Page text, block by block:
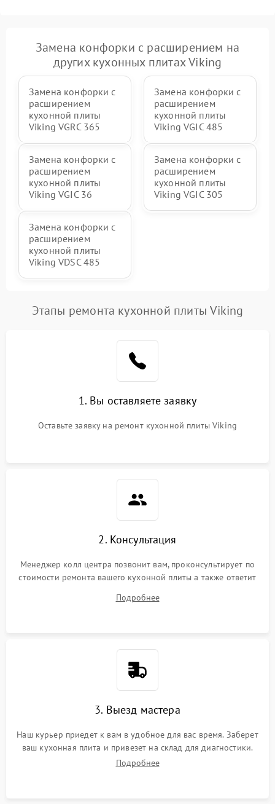
Замена конфорки с расширением на
других кухонных плитах Viking
Замена конфорки с
расширением
кухонной плиты
Viking VGRC 365
Замена конфорки с
расширением
кухонной плиты
Viking VGIC 485
Замена конфорки с
расширением
кухонной плиты
Viking VGIC 36
Замена конфорки с
расширением
кухонной плиты
Viking VGIC 305
Замена конфорки с
расширением
кухонной плиты
Viking VDSC 485
Этапы ремонта кухонной плиты Viking
1. Вы оставляете заявку
Оставьте заявку на ремонт кухонной плиты Viking
2. Консультация
Менеджер колл центра позвонит вам, проконсультирует по
стоимости ремонта вашего кухонной плиты а также ответит
Подробнее
3. Выезд мастера
Наш курьер приедет к вам в удобное для вас время. Заберет
ваш кухонная плита и привезет на склад для диагностики.
Подробнее